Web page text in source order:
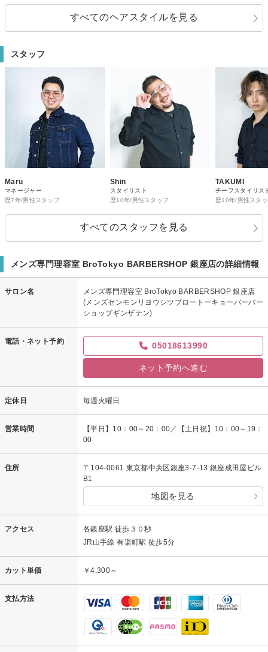
すべてのヘアスタイルを見る
スタッフ
Maru
マネージャー
歴7年/男性スタッフ
Shin
スタイリスト
歴10年/男性スタッフ
TAKUMI
チーフスタイリス
歴10年/男性スタ
すべてのスタッフを見る
メンズ専門理容室 BroTokyo BARBERSHOP 銀座店の詳細情報
サロン名
メンズ専門理容室 BroTokyo BARBERSHOP 銀座店
(メンズセンモンリヨウシツブロートーキョーバーバー
ショップギンザテン)
電話・ネット予約 05018613990
ネット予約へ進む
定休日 毎週火曜日
営業時間
【平日】10：00～20：00／【土日祝】10：00～19：
00
住所
〒104-0061 東京都中央区銀座3-7-13 銀座成田屋ビル
B1
地図を見る
アクセス
各銀座駅 徒歩３０秒
JR山手線 有楽町駅 徒歩5分
カット単価 ￥4,300～
支払方法